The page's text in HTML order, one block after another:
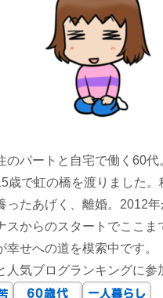
のパートと自宅で働く60代
歳で虹の橋を渡りました
ったあげく、離婚。2012
スからのスタートでここま
幸せへの道を模索中です。
人気ブログランキングに参